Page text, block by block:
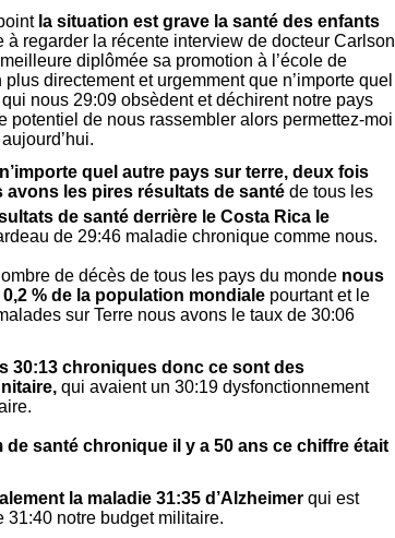
la situation est grave la santé des enfants
à regarder la récente interview de docteur Carlson
diplômée sa promotion à l’école de
directement et urgemment que n’importe quel
nous 29:09 obsèdent et déchirent notre pays
potentiel de nous rassembler alors permettez-moi
quel autre pays sur terre, deux fois
avons les pires résultats de santé de tous les
de santé derrière le Costa Rica le
de 29:46 maladie chronique comme nous.
de décès de tous les pays du monde nous
% de la population mondiale pourtant et le
sur Terre nous avons le taux de 30:06
30:13 chroniques donc ce sont des
qui avaient un 30:19 dysfonctionnement
santé chronique il y a 50 ans ce chiffre était
la maladie 31:35 d’Alzheimer qui est
31:40 notre budget militaire.